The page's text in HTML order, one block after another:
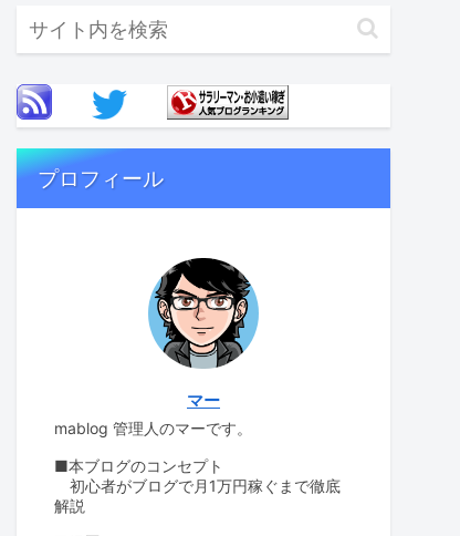
プロフィール
マー
mablog 管理人のマーです。
■本ブログのコンセプト
初心者がブログで月1万円稼ぐまで徹底
解説